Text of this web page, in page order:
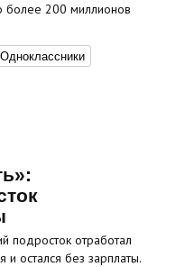
более 200 миллионов
Одноклассники
подросток отработал
и остался без зарплаты.